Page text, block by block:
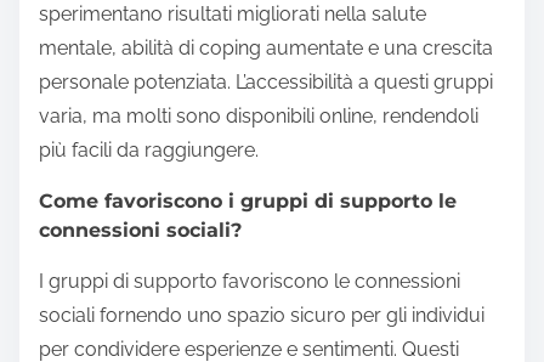
sperimentano risultati migliorati nella salute
mentale, abilità di coping aumentate e una crescita
personale potenziata. L’accessibilità a questi gruppi
varia, ma molti sono disponibili online, rendendoli
più facili da raggiungere.
Come favoriscono i gruppi di supporto le
connessioni sociali?
I gruppi di supporto favoriscono le connessioni
sociali fornendo uno spazio sicuro per gli individui
per condividere esperienze e sentimenti. Questi